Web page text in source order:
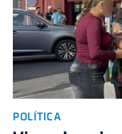
POLÍTICA